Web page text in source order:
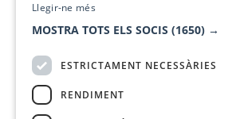
Llegir-ne més
MOSTRA TOTS ELS SOCIS (1650) →
ESTRICTAMENT NECESSÀRIES
RENDIMENT